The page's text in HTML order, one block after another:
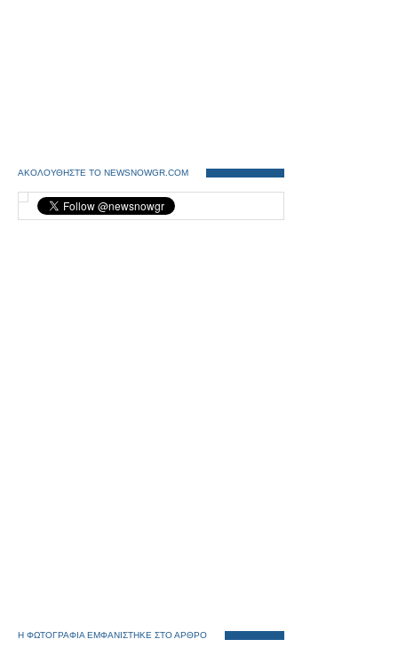
ΑΚΟΛΟΥΘΗΣΤΕ ΤΟ NEWSNOWGR.COM
Η ΦΩΤΟΓΡΑΦΙΑ ΕΜΦΑΝΙΣΤΗΚΕ ΣΤΟ ΑΡΘΡΟ